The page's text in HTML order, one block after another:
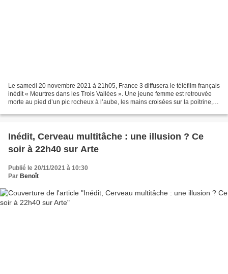
Le samedi 20 novembre 2021 à 21h05, France 3 diffusera le téléfilm français
inédit « Meurtres dans les Trois Vallées ». Une jeune femme est retrouvée
morte au pied d’un pic rocheux à l’aube, les mains croisées sur la poitrine, le
Inédit, Cerveau multitâche : une illusion ? Ce
soir à 22h40 sur Arte
Publié le 20/11/2021 à 10:30
Par Benoît